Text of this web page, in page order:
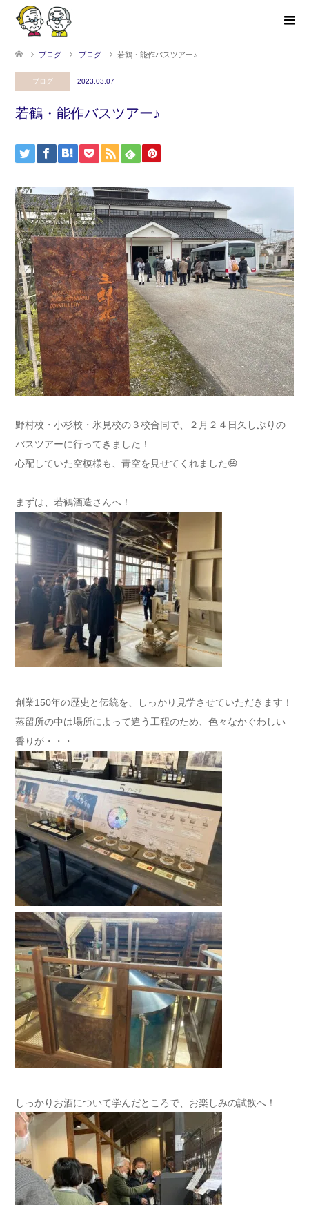
ブログ ブログ 若鶴・能作バスツアー♪
ブログ 2023.03.07
若鶴・能作バスツアー♪
野村校・小杉校・氷見校の３校合同で、２月２４日久しぶりの
バスツアーに行ってきました！
心配していた空模様も、青空を見せてくれました😄
まずは、若鶴酒造さんへ！
創業150年の歴史と伝統を、しっかり見学させていただきます！
蒸留所の中は場所によって違う工程のため、色々なかぐわしい
香りが・・・
しっかりお酒について学んだところで、お楽しみの試飲へ！